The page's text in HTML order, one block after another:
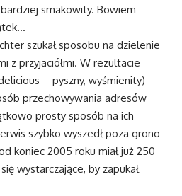
smakowity. Bowiem
szukał sposobu na dzielenie
z przyjaciółmi. W rezultacie
– pyszny, wyśmienity) –
przechowywania adresów
prosty sposób na ich
szybko wyszedł poza grono
koniec 2005 roku miał już 250
wystarczające, by zapukał